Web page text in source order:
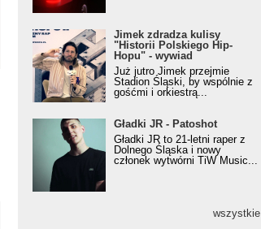
Jimek zdradza kulisy "Historii
Polskiego Hip-Hopu" - wywiad
Jimek zdradza kulisy
"Historii Polskiego Hip-
Hopu" - wywiad
Już jutro Jimek przejmie
Stadion Śląski, by wspólnie z
gośćmi i orkiestrą...
Gładki JR - Patoshot
Gładki JR - Patoshot
Gładki JR to 21-letni raper z
Dolnego Śląska i nowy
członek wytwórni TiW Music...
wszystkie